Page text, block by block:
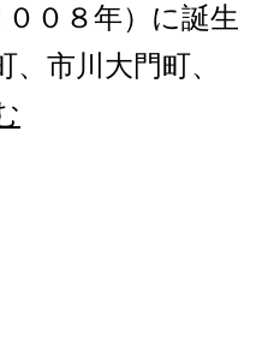
０８年）に誕生
市川大門町、